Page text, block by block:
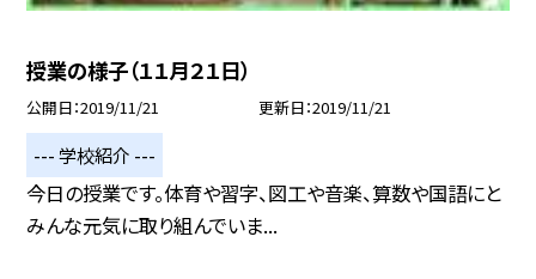
授業の様子（１１月２１日）
公開日 2019/11/21 更新日 2019/11/21
--- 学校紹介 ---
今日の授業です。体育や習字、図工や音楽、算数や国語にと
みんな元気に取り組んでいま...